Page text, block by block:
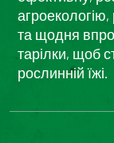
та щодня
тарілки, щоб
рослинній їжі.